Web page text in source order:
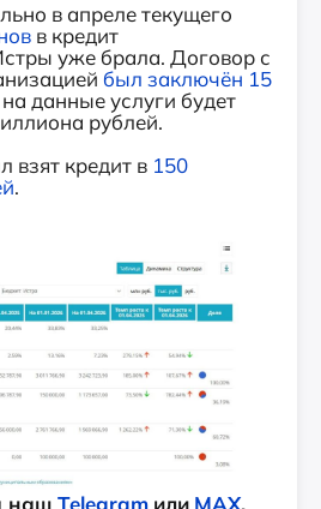
в апреле текущего
в кредит
уже брала. Договор с
был заключён 15
данные услуги будет
рублей.
взят кредит в 150
.
наш Telegram или MAX,